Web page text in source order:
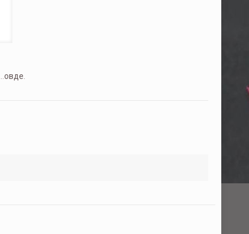
овде